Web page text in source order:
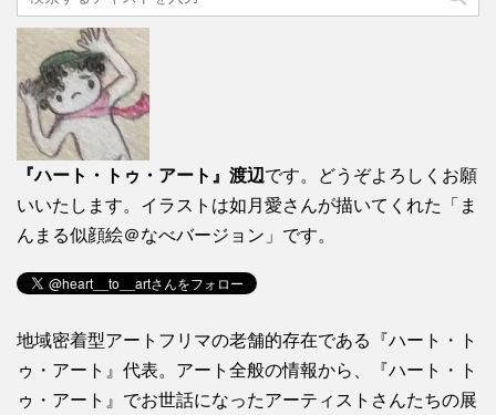
『ハート・トゥ・アート』渡辺です。どうぞよろしくお願
いいたします。イラストは如月愛さんが描いてくれた「ま
んまる似顔絵＠なべバージョン」です。
地域密着型アートフリマの老舗的存在である『ハート・ト
ゥ・アート』代表。アート全般の情報から、『ハート・ト
ゥ・アート』でお世話になったアーティストさんたちの展